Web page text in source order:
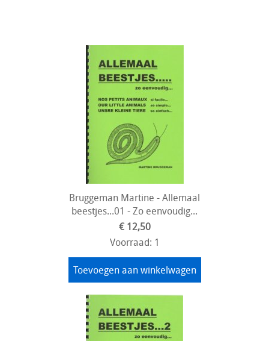
Bruggeman Martine - Allemaal
beestjes...01 - Zo eenvoudig...
€ 12,50
Voorraad: 1
Toevoegen aan winkelwagen